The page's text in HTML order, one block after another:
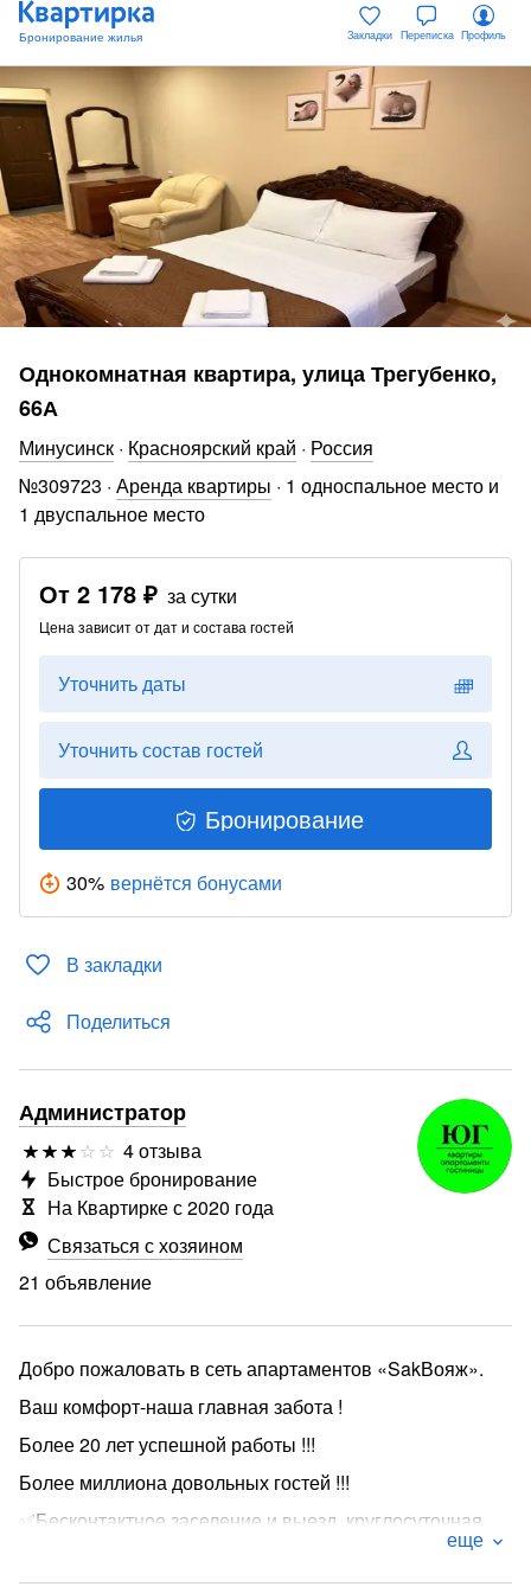
Закладки Переписка Профиль
Однокомнатная квартира, улица Трегубенко,
66А
Минусинск · Красноярский край · Россия
№309723 · Аренда квартиры · 1 односпальное место и
1 двуспальное место
От 2 178 ₽ за сутки
Цена зависит от дат и состава гостей
Уточнить даты
Уточнить состав гостей
Бронирование
30% вернётся бонусами
В закладки
Поделиться
Администратор
4 отзыва
Связаться с хозяином
21 объявление
Быстрое бронирование
На Квартирке с 2020 года
Добро пожаловать в сеть апартаментов «SakВояж».
Ваш комфорт-наша главная забота !
Более 20 лет успешной работы !!!
Более миллиона довольных гостей !!!
✅Бесконтактное заселение и выезд, круглосуточная
Дейcтвует гибкая сиcтемa скидок, котоpая
еще